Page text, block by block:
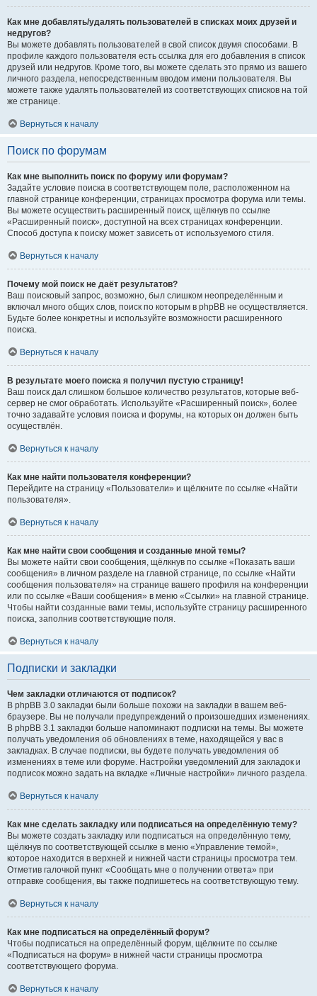
Как мне добавлять/удалять пользователей в списках моих друзей и
недругов?
Вы можете добавлять пользователей в свой список двумя способами. В
профиле каждого пользователя есть ссылка для его добавления в список
друзей или недругов. Кроме того, вы можете сделать это прямо из вашего
личного раздела, непосредственным вводом имени пользователя. Вы
можете также удалять пользователей из соответствующих списков на той
же странице.
Вернуться к началу
Поиск по форумам
Как мне выполнить поиск по форуму или форумам?
Задайте условие поиска в соответствующем поле, расположенном на
главной странице конференции, страницах просмотра форума или темы.
Вы можете осуществить расширенный поиск, щёлкнув по ссылке
«Расширенный поиск», доступной на всех страницах конференции.
Способ доступа к поиску может зависеть от используемого стиля.
Вернуться к началу
Почему мой поиск не даёт результатов?
Ваш поисковый запрос, возможно, был слишком неопределённым и
включал много общих слов, поиск по которым в phpBB не осуществляется.
Будьте более конкретны и используйте возможности расширенного
поиска.
Вернуться к началу
В результате моего поиска я получил пустую страницу!
Ваш поиск дал слишком большое количество результатов, которые веб-
сервер не смог обработать. Используйте «Расширенный поиск», более
точно задавайте условия поиска и форумы, на которых он должен быть
осуществлён.
Вернуться к началу
Как мне найти пользователя конференции?
Перейдите на страницу «Пользователи» и щёлкните по ссылке «Найти
пользователя».
Вернуться к началу
Как мне найти свои сообщения и созданные мной темы?
Вы можете найти свои сообщения, щёлкнув по ссылке «Показать ваши
сообщения» в личном разделе на главной странице, по ссылке «Найти
сообщения пользователя» на странице вашего профиля на конференции
или по ссылке «Ваши сообщения» в меню «Ссылки» на главной странице.
Чтобы найти созданные вами темы, используйте страницу расширенного
поиска, заполнив соответствующие поля.
Вернуться к началу
Подписки и закладки
Чем закладки отличаются от подписок?
В phpBB 3.0 закладки были больше похожи на закладки в вашем веб-
браузере. Вы не получали предупреждений о произошедших изменениях.
В phpBB 3.1 закладки больше напоминают подписки на темы. Вы можете
получать уведомления об обновлениях в теме, находящейся у вас в
закладках. В случае подписки, вы будете получать уведомления об
изменениях в теме или форуме. Настройки уведомлений для закладок и
подписок можно задать на вкладке «Личные настройки» личного раздела.
Вернуться к началу
Как мне сделать закладку или подписаться на определённую тему?
Вы можете создать закладку или подписаться на определённую тему,
щёлкнув по соответствующей ссылке в меню «Управление темой»,
которое находится в верхней и нижней части страницы просмотра тем.
Отметив галочкой пункт «Сообщать мне о получении ответа» при
отправке сообщения, вы также подпишетесь на соответствующую тему.
Вернуться к началу
Как мне подписаться на определённый форум?
Чтобы подписаться на определённый форум, щёлкните по ссылке
«Подписаться на форум» в нижней части страницы просмотра
соответствующего форума.
Вернуться к началу